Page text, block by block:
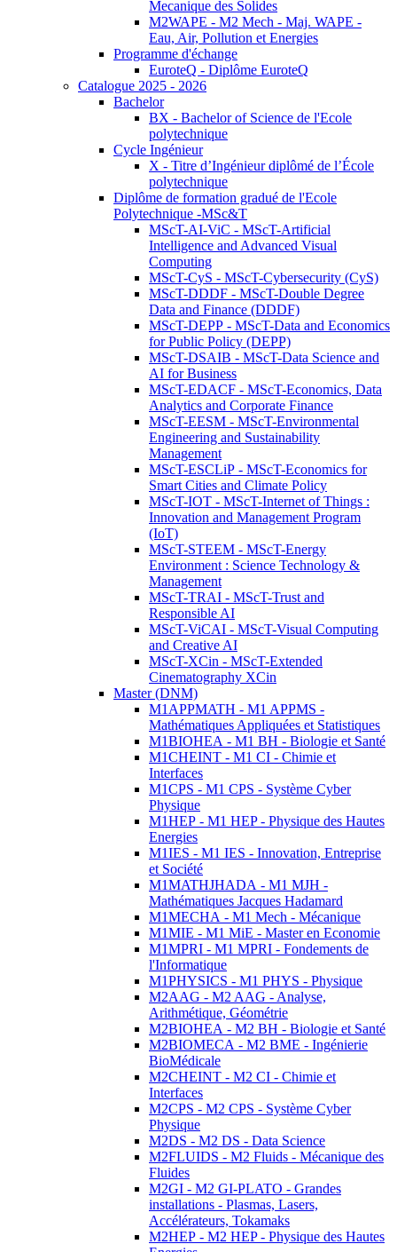
Mecanique des Solides
M2WAPE - M2 Mech - Maj. WAPE -
Eau, Air, Pollution et Energies
Programme d'échange
EuroteQ - Diplôme EuroteQ
Catalogue 2025 - 2026
Bachelor
BX - Bachelor of Science de l'Ecole
polytechnique
Cycle Ingénieur
X - Titre d’Ingénieur diplômé de l’École
polytechnique
Diplôme de formation gradué de l'Ecole
Polytechnique -MSc&T
MScT-AI-ViC - MScT-Artificial
Intelligence and Advanced Visual
Computing
MScT-CyS - MScT-Cybersecurity (CyS)
MScT-DDDF - MScT-Double Degree
Data and Finance (DDDF)
MScT-DEPP - MScT-Data and Economics
for Public Policy (DEPP)
MScT-DSAIB - MScT-Data Science and
AI for Business
MScT-EDACF - MScT-Economics, Data
Analytics and Corporate Finance
MScT-EESM - MScT-Environmental
Engineering and Sustainability
Management
MScT-ESCLiP - MScT-Economics for
Smart Cities and Climate Policy
MScT-IOT - MScT-Internet of Things :
Innovation and Management Program
(IoT)
MScT-STEEM - MScT-Energy
Environment : Science Technology &
Management
MScT-TRAI - MScT-Trust and
Responsible AI
MScT-ViCAI - MScT-Visual Computing
and Creative AI
MScT-XCin - MScT-Extended
Cinematography XCin
Master (DNM)
M1APPMATH - M1 APPMS -
Mathématiques Appliquées et Statistiques
M1BIOHEA - M1 BH - Biologie et Santé
M1CHEINT - M1 CI - Chimie et
Interfaces
M1CPS - M1 CPS - Système Cyber
Physique
M1HEP - M1 HEP - Physique des Hautes
Energies
M1IES - M1 IES - Innovation, Entreprise
et Société
M1MATHJHADA - M1 MJH -
Mathématiques Jacques Hadamard
M1MECHA - M1 Mech - Mécanique
M1MIE - M1 MiE - Master en Economie
M1MPRI - M1 MPRI - Fondements de
l'Informatique
M1PHYSICS - M1 PHYS - Physique
M2AAG - M2 AAG - Analyse,
Arithmétique, Géométrie
M2BIOHEA - M2 BH - Biologie et Santé
M2BIOMECA - M2 BME - Ingénierie
BioMédicale
M2CHEINT - M2 CI - Chimie et
Interfaces
M2CPS - M2 CPS - Système Cyber
Physique
M2DS - M2 DS - Data Science
M2FLUIDS - M2 Fluids - Mécanique des
Fluides
M2GI - M2 GI-PLATO - Grandes
installations - Plasmas, Lasers,
Accélérateurs, Tokamaks
M2HEP - M2 HEP - Physique des Hautes